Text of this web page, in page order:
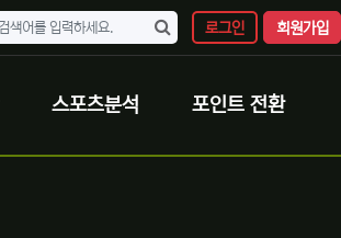
로그인 회원가입
스포츠분석 포인트 전환